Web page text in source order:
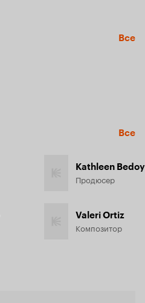
Все
Все
Kathleen
Продюсер
Valeri Ortiz
Композитор